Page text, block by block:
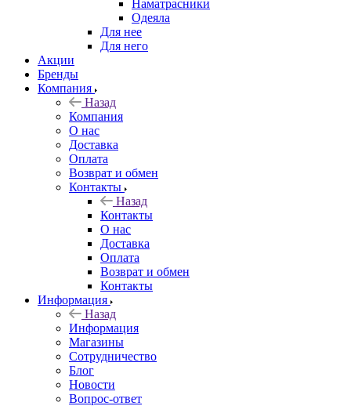
Наматрасники
Одеяла
Для нее
Для него
Акции
Бренды
Компания
Назад
Компания
О нас
Доставка
Оплата
Возврат и обмен
Контакты
Назад
Контакты
О нас
Доставка
Оплата
Возврат и обмен
Контакты
Информация
Назад
Информация
Магазины
Сотрудничество
Блог
Новости
Вопрос-ответ